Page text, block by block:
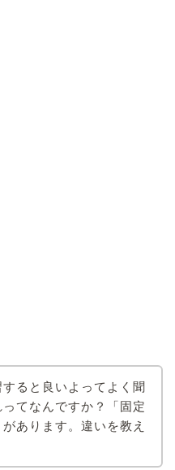
すると良いよってよく聞
てなんですか？「固定
あります。違いを教え